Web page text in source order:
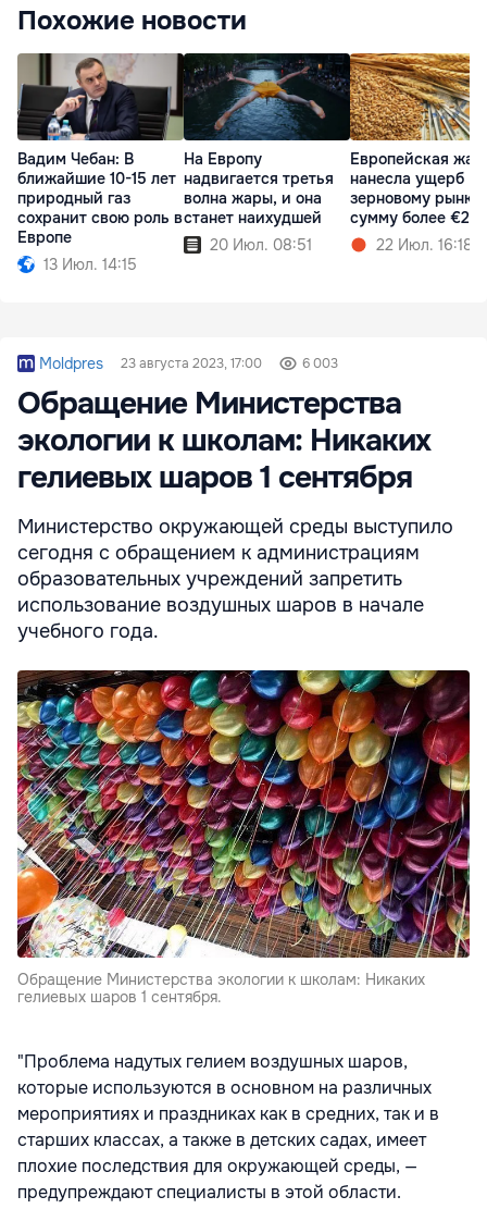
Похожие новости
Вадим Чебан: В
ближайшие 10-15 лет
природный газ
сохранит свою роль в
Европе
13 Июл. 14:15
На Европу
надвигается третья
волна жары, и она
станет наихудшей
20 Июл. 08:51
Европейская
нанесла ущерб
зерновому рынку
сумму более €2
22 Июл. 16:18
Moldpres 23 августа 2023, 17:00 6 003
Обращение Министерства
экологии к школам: Никаких
гелиевых шаров 1 сентября
Министерство окружающей среды выступило
сегодня с обращением к администрациям
образовательных учреждений запретить
использование воздушных шаров в начале
учебного года.
Обращение Министерства экологии к школам: Никаких
гелиевых шаров 1 сентября.
"Проблема надутых гелием воздушных шаров,
которые используются в основном на различных
мероприятиях и праздниках как в средних, так и в
старших классах, а также в детских садах, имеет
плохие последствия для окружающей среды, —
предупреждают специалисты в этой области.